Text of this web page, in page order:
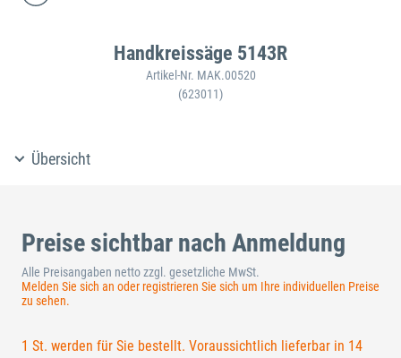
Handkreissäge 5143R
Artikel-Nr. MAK.00520
(623011)
Übersicht
Preise sichtbar nach Anmeldung
Alle Preisangaben netto zzgl. gesetzliche MwSt.
Melden Sie sich an oder registrieren Sie sich um Ihre individuellen Preise
zu sehen.
1 St. werden für Sie bestellt. Voraussichtlich lieferbar in 14